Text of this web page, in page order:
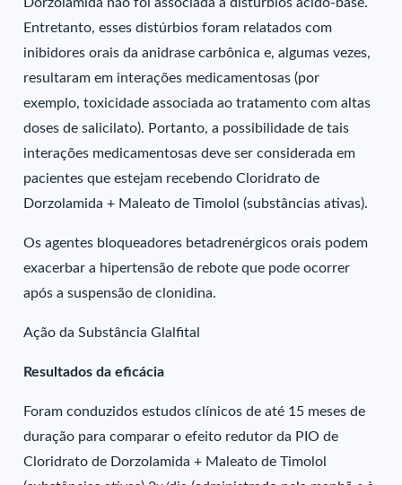
Entretanto, esses distúrbios foram relatados com
inibidores orais da anidrase carbônica e, algumas vezes,
resultaram em interações medicamentosas (por
exemplo, toxicidade associada ao tratamento com altas
doses de salicilato). Portanto, a possibilidade de tais
interações medicamentosas deve ser considerada em
pacientes que estejam recebendo Cloridrato de
Dorzolamida + Maleato de Timolol (substâncias ativas).
Os agentes bloqueadores betadrenérgicos orais podem
exacerbar a hipertensão de rebote que pode ocorrer
após a suspensão de clonidina.
Ação da Substância Glalfital
Resultados da eficácia
Foram conduzidos estudos clínicos de até 15 meses de
duração para comparar o efeito redutor da PIO de
Cloridrato de Dorzolamida + Maleato de Timolol